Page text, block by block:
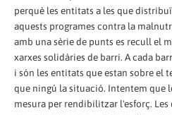
perquè les entitats a les que
aquests programes contra la
amb una sèrie de punts es recull el
xarxes solidàries de barri. A cada
i són les entitats que estan sobre el
que ningú la situació. Intentem que
mesura per rendibilitzar l'esforç. Les